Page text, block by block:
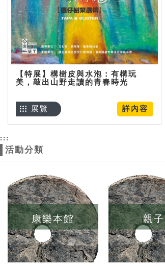
【特展】構樹皮與水泡：有構玩
美，敲出山野走讀的青春時光
詳內容
展覽
:::
活動分類
康樂本館 親子